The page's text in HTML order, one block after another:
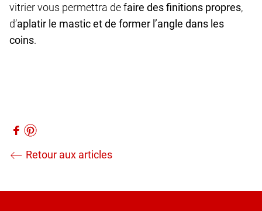
vitrier vous permettra de faire des finitions propres,
d’aplatir le mastic et de former l’angle dans les
coins.